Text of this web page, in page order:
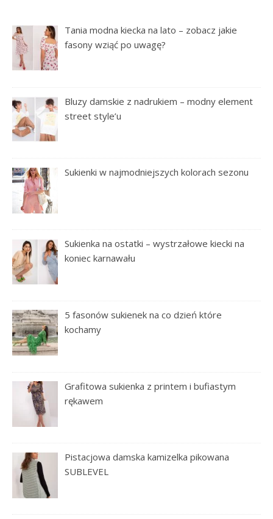
Tania modna kiecka na lato – zobacz jakie
fasony wziąć po uwagę?
Bluzy damskie z nadrukiem – modny element
street style’u
Sukienki w najmodniejszych kolorach sezonu
Sukienka na ostatki – wystrzałowe kiecki na
koniec karnawału
5 fasonów sukienek na co dzień które
kochamy
Grafitowa sukienka z printem i bufiastym
rękawem
Pistacjowa damska kamizelka pikowana
SUBLEVEL